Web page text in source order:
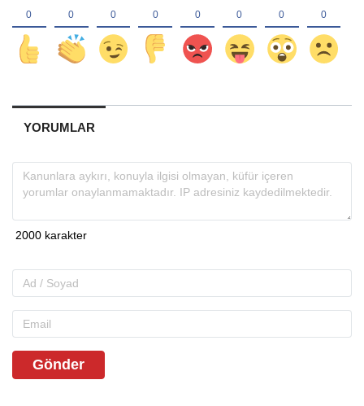
YORUMLAR
Gönder